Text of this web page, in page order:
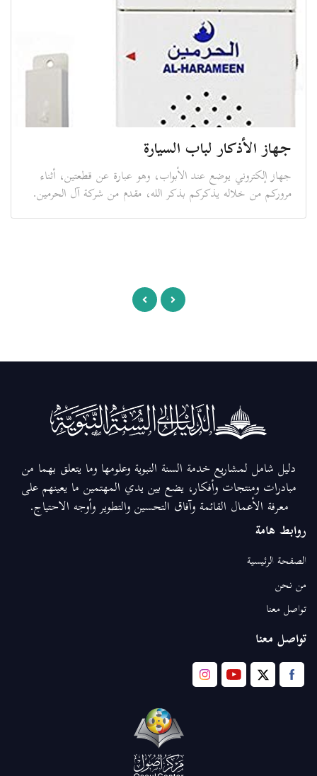
جهاز الأذكار لباب السيارة
جهاز إلكتروني يوضع عند الأبواب، وهو عبارة عن قطعتين، أثناء
مروركم من خلاله يذكركم بذكر الله، مقدم من شركة آل الحرمين.
دليل شامل لمشاريع خدمة السنة النبوية وعلومها وما يتعلق بهما من
مبادرات ومنتجات وأفكار، يضع بين يدي المهتمين ما يعينهم على
معرفة الأعمال القائمة وآفاق التحسين والتطوير وأوجه الاحتياج.
روابط هامة
الصفحة الرئيسية
من نحن
تواصل معنا
تواصل معنا